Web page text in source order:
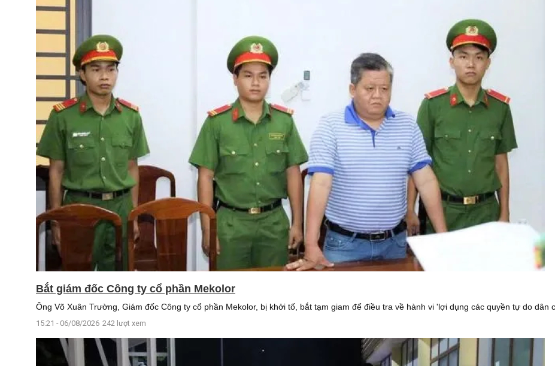
Bắt giám đốc Công ty cổ phần Mekolor
Ông Võ Xuân Trường, Giám đốc Công ty cổ phần Mekolor, bị khởi tố, bắt tạm giam để điều tra về hành vi 'lợi dụng các quyền tự do dân
15:21 - 06/08/2026 242 lượt xem